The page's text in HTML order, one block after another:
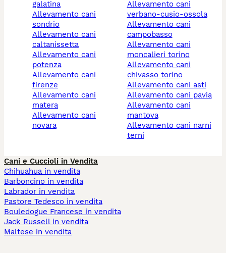
galatina
allevamento cani
sondrio
allevamento cani
caltanissetta
allevamento cani
potenza
allevamento cani
firenze
allevamento cani
matera
allevamento cani
novara
allevamento cani
verbano-cusio-ossola
allevamento cani
campobasso
allevamento cani
moncalieri torino
allevamento cani
chivasso torino
allevamento cani asti
allevamento cani pavia
allevamento cani
mantova
allevamento cani narni
terni
Cani e Cuccioli in Vendita
Chihuahua in vendita
Barboncino in vendita
Labrador in vendita
Pastore Tedesco in vendita
Bouledogue Francese in vendita
Jack Russell in vendita
Maltese in vendita